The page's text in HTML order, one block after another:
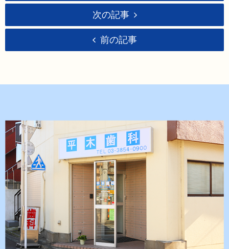
次の記事
前の記事